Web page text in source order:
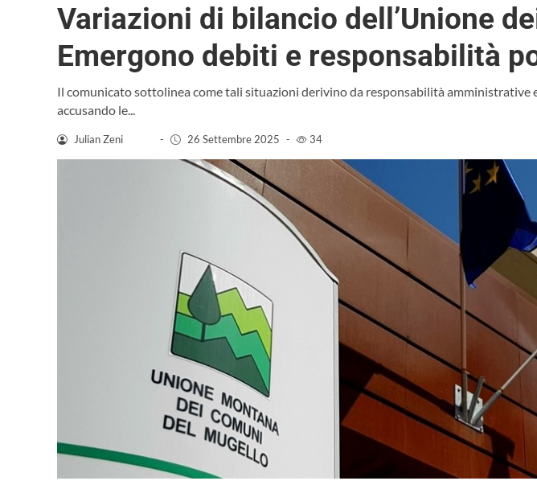
Variazioni di bilancio dell’Unione
Emergono debiti e responsabilità
Il comunicato sottolinea come tali situazioni derivino da responsabilità amministrative
accusando le...
Julian Zeni - 26 Settembre 2025 - 34